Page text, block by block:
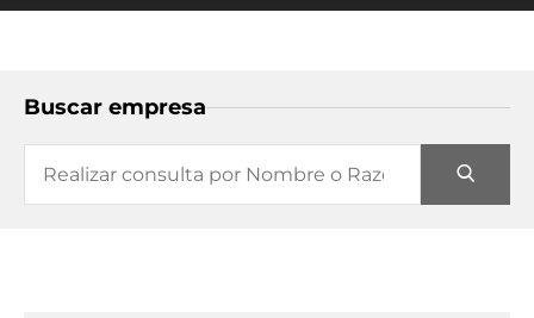
Buscar empresa